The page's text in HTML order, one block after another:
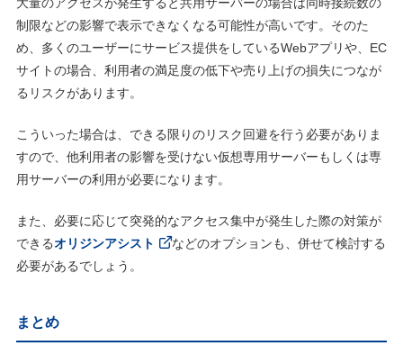
制限などの影響で表示できなくなる可能性が高いです。そのた
め、多くのユーザーにサービス提供をしているWebアプリや、EC
サイトの場合、利用者の満足度の低下や売り上げの損失につなが
るリスクがあります。
こういった場合は、できる限りのリスク回避を行う必要がありま
すので、他利用者の影響を受けない仮想専用サーバーもしくは専
用サーバーの利用が必要になります。
また、必要に応じて突発的なアクセス集中が発生した際の対策が
できるオリジンアシスト
などのオプションも、併せて検討する
必要があるでしょう。
まとめ